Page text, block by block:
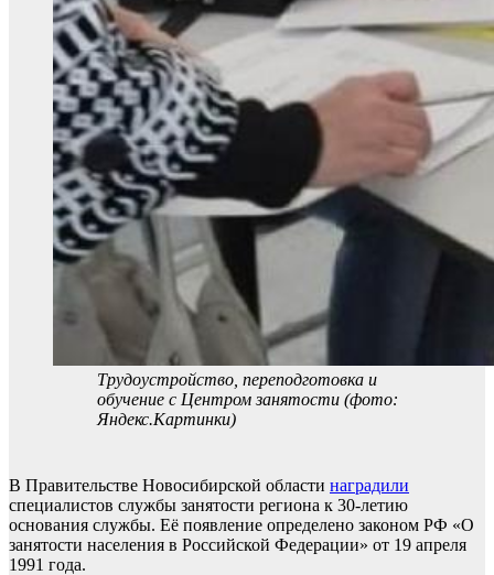
Трудоустройство, переподготовка и
обучение с Центром занятости (фото:
Яндекс.Картинки)
В Правительстве Новосибирской области наградили
специалистов службы занятости региона к 30-летию
основания службы. Её появление определено законом РФ «О
занятости населения в Российской Федерации» от 19 апреля
1991 года.